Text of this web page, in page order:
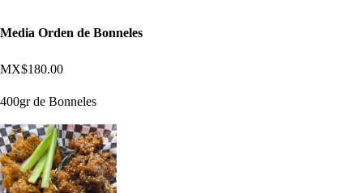
Media Orden de Bonneles
MX$180.00
400gr de Bonneles